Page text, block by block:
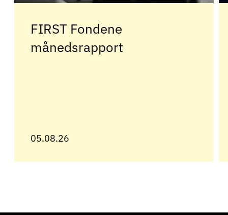
FIRST Fondene
månedsrapport
05.08.26